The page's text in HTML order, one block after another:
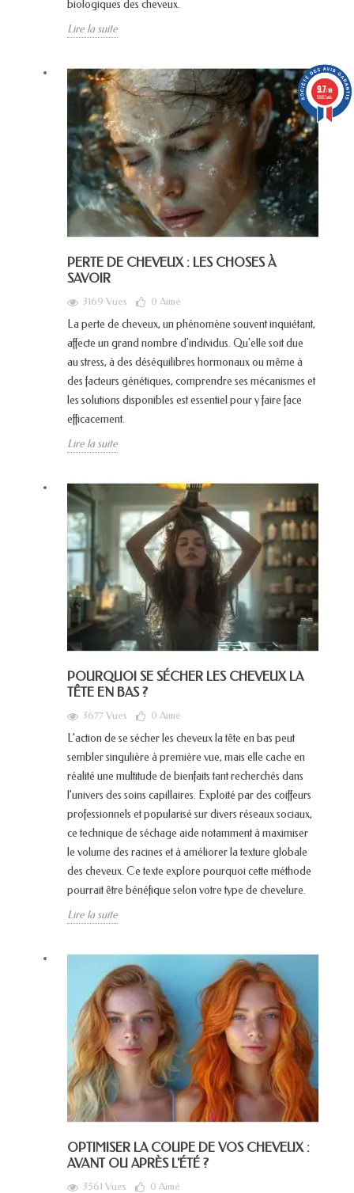
biologiques des cheveux.
Lire la suite
PERTE DE CHEVEUX : LES CHOSES À
SAVOIR
3169 Vues 0 Aimé
La perte de cheveux, un phénomène souvent inquiétant,
affecte un grand nombre d'individus. Qu'elle soit due
au stress, à des déséquilibres hormonaux ou même à
des facteurs génétiques, comprendre ses mécanismes et
les solutions disponibles est essentiel pour y faire face
efficacement.
Lire la suite
POURQUOI SE SÉCHER LES CHEVEUX LA
TÊTE EN BAS ?
3677 Vues 0 Aimé
L’action de se sécher les cheveux la tête en bas peut
sembler singulière à première vue, mais elle cache en
réalité une multitude de bienfaits tant recherchés dans
l’univers des soins capillaires. Exploité par des coiffeurs
professionnels et popularisé sur divers réseaux sociaux,
ce technique de séchage aide notamment à maximiser
le volume des racines et à améliorer la texture globale
des cheveux. Ce texte explore pourquoi cette méthode
pourrait être bénéfique selon votre type de chevelure.
Lire la suite
OPTIMISER LA COUPE DE VOS CHEVEUX :
AVANT OU APRÈS L'ÉTÉ ?
3561 Vues 0 Aimé
9.7/10
5887 avis